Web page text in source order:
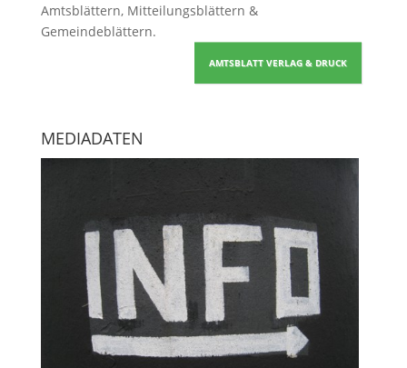
Amtsblättern, Mitteilungsblättern &
Gemeindeblättern.
AMTSBLATT VERLAG & DRUCK
MEDIADATEN